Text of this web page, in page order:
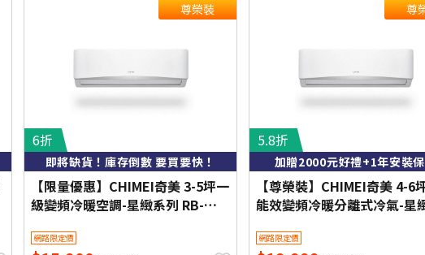
尊榮裝
6折
即將缺貨！庫存倒數 要買要快！
【限量優惠】CHIMEI奇美 3-5坪一
級變頻冷暖空調-星緻系列 RB-
安裝+舊機回收】【加贈2000元好
網路限定價
尊
5.8折
加贈2000元好禮+1年安裝
【尊榮裝】CHIMEI奇美 4-6
能效變頻冷暖分離式冷氣-星
S37HG1【含基本安裝+舊機
網路限定價